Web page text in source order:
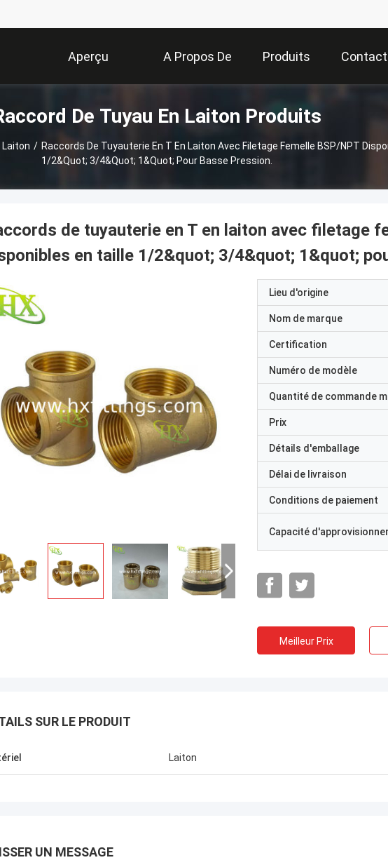
Aperçu A Propos De
Nous
Produits
De Tuyau En Laiton Produits
Laiton / Raccords De Tuyauterie En T En Laiton Avec Filetage Femelle BSP/NPT
1/2&quot; 3/4&quot; 1&quot; Pour Basse Pression.
de tuyauterie en T en laiton avec filetage
en taille 1/2&quot; 3/4&quot; 1&quot;
Lieu d'origine
Nom de marque
Certification
Numéro de modèle
Quantité de commande
Prix
Détails d'emballage
Délai de livraison
Conditions de paiement
Capacité
Meilleur Prix
SUR LE PRODUIT
Laiton
UN MESSAGE